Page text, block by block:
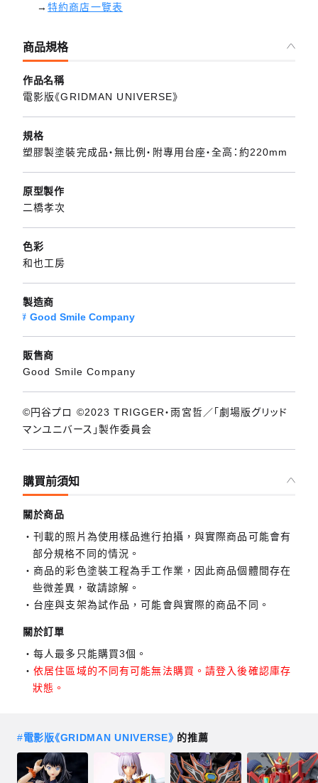
→特約商店一覽表
商品規格
作品名稱
電影版《GRIDMAN UNIVERSE》
規格
塑膠製塗裝完成品・無比例・附專用台座・全高：約220mm
原型製作
二橋孝次
色彩
和也工房
製造商
Good Smile Company
販售商
Good Smile Company
©円谷プロ ©2023 TRIGGER・雨宮哲／「劇場版グリッド
マンユニバース」製作委員会
購買前須知
關於商品
刊載的照片為使用樣品進行拍攝，與實際商品可能會有
部分規格不同的情況。
商品的彩色塗裝工程為手工作業，因此商品個體間存在
些微差異，敬請諒解。
台座與支架為試作品，可能會與實際的商品不同。
關於訂單
每人最多只能購買3個。
依居住區域的不同有可能無法購買。請登入後確認庫存
狀態。
#電影版《GRIDMAN UNIVERSE》 的推薦